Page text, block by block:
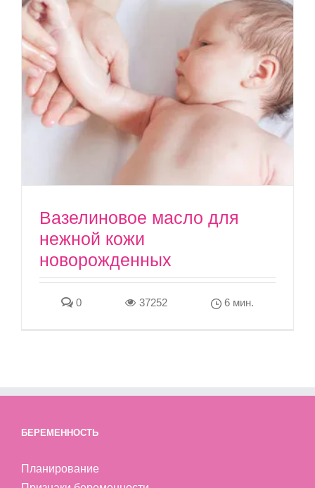
Вазелиновое масло для
нежной кожи
новорожденных
0 37252 6 мин.
БЕРЕМЕННОСТЬ
Планирование